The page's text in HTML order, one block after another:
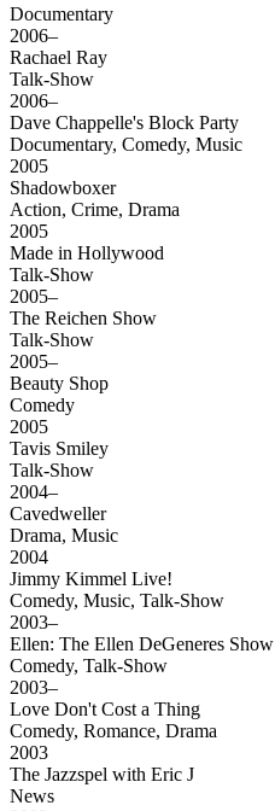
Documentary
2006–
Rachael Ray
Talk-Show
2006–
Dave Chappelle's Block Party
Documentary, Comedy, Music
2005
Shadowboxer
Action, Crime, Drama
2005
Made in Hollywood
Talk-Show
2005–
The Reichen Show
Talk-Show
2005–
Beauty Shop
Comedy
2005
Tavis Smiley
Talk-Show
2004–
Cavedweller
Drama, Music
2004
Jimmy Kimmel Live!
Comedy, Music, Talk-Show
2003–
Ellen: The Ellen DeGeneres Show
Comedy, Talk-Show
2003–
Love Don't Cost a Thing
Comedy, Romance, Drama
2003
The Jazzspel with Eric J
News